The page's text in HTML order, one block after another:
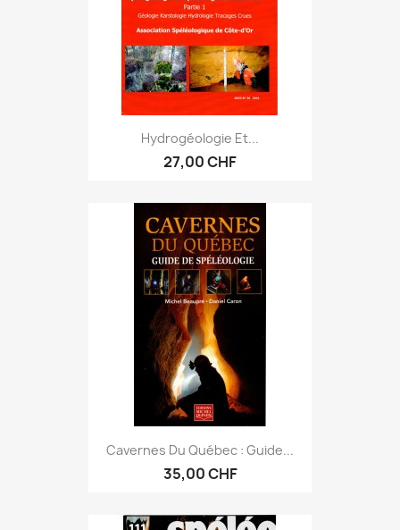
Hydrogéologie Et...
27,00 CHF
Cavernes Du Québec : Guide...
35,00 CHF